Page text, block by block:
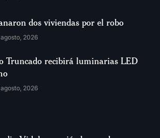
dos viviendas por el robo
2026
Truncado recibirá luminarias LED
2026